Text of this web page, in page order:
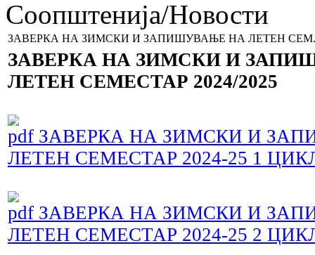
Соопштенија/Новости
ЗАВЕРКА НА ЗИМСКИ И ЗАПИШУВАЊЕ НА ЛЕТЕН СЕМ.
ЗАВЕРКА НА ЗИМСКИ И
ЛЕТЕН СЕМЕСТАР 2024/2025
ЗАВЕРКА НА ЗИМСКИ И
ЛЕТЕН СЕМЕСТАР 2024-25 1
ЗАВЕРКА НА ЗИМСКИ И
ЛЕТЕН СЕМЕСТАР 2024-25 2